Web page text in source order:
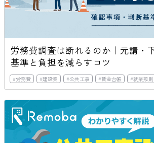
労務費調査は断れるのか｜元請・
基準と負担を減らすコツ
#労務費 #建設業 #公共工事 #賃金台帳 #就業規則